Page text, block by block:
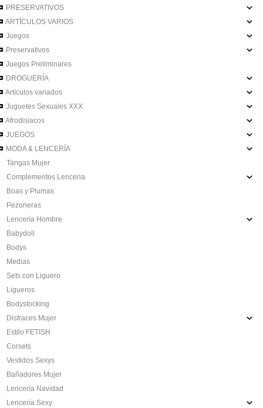
PRESERVATIVOS
ARTÍCULOS VARIOS
Juegos
Preservativos
Juegos Preliminares
DROGUERÍA
Artículos variados
Juguetes Sexuales XXX
Afrodisiacos
JUEGOS
MODA & LENCERÍA
Tangas Mujer
Complementos Lenceria
Boas y Plumas
Pezoneras
Lencería Hombre
Babydoll
Bodys
Medias
Sets con Liguero
Ligueros
Bodystocking
Disfraces Mujer
Estilo FETISH
Corsets
Vestidos Sexys
Bañadores Mujer
Lencería Navidad
Lencería Sexy